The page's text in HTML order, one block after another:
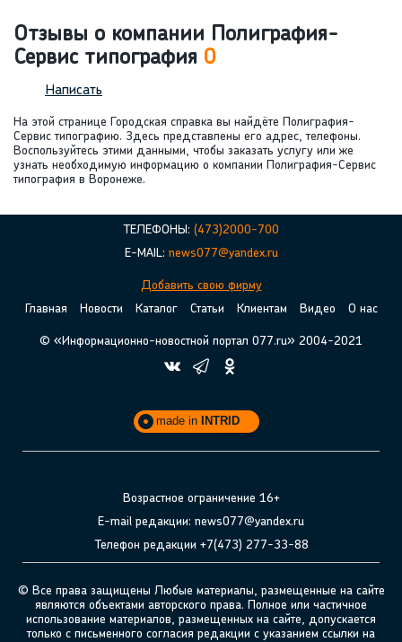
Отзывы о компании Полиграфия-
Сервис типография 0
Написать
На этой странице Городская справка вы найдёте Полиграфия-
Сервис типографию. Здесь представлены его адрес, телефоны.
Воспользуйтесь этими данными, чтобы заказать услугу или же
узнать необходимую информацию о компании Полиграфия-Сервис
типография в Воронеже.
ТЕЛЕФОНЫ: (473)2000-700
E-MAIL: news077@yandex.ru
Добавить свою фирму
Главная
Новости Каталог Статьи Клиентам Видео О нас
© «Информационно-новостной портал 077.ru» 2004-2021
made in INTRID
Возрастное ограничение 16+
E-mail редакции: news077@yandex.ru
Телефон редакции +7(473) 277-33-88
© Все права защищены Любые материалы, размещенные на сайте
являются объектами авторского права. Полное или частичное
использование материалов, размещенных на сайте, допускается
только с письменного согласия редакции с указанием ссылки на